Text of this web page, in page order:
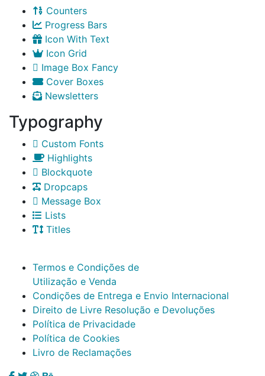
Counters
Progress Bars
Icon With Text
Icon Grid
Image Box Fancy
Cover Boxes
Newsletters
Typography
Custom Fonts
Highlights
Blockquote
Dropcaps
Message Box
Lists
Titles
Termos e Condições de
Utilização e Venda
Condições de Entrega e Envio Internacional
Direito de Livre Resolução e Devoluções
Política de Privacidade
Política de Cookies
Livro de Reclamações